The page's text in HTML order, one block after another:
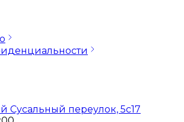
Сусальный переулок, 5с17